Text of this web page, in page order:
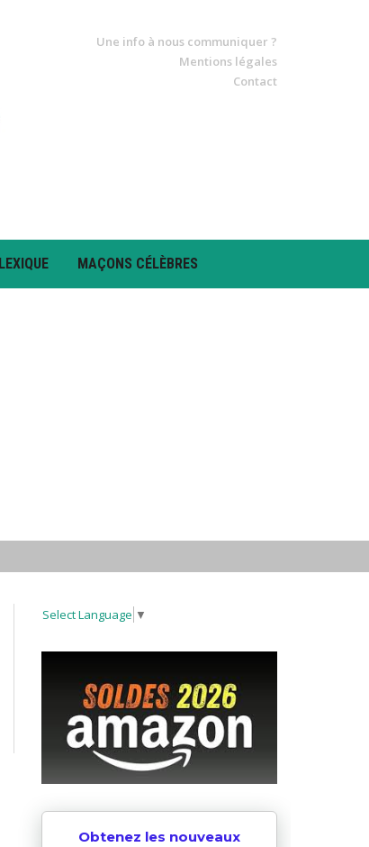
Une info à nous communiquer ?
Mentions légales
Contact
LEXIQUE MAÇONS CÉLÈBRES
Select Language ▼
Obtenez les nouveaux